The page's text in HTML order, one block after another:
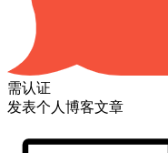
需认证
发表个人博客文章